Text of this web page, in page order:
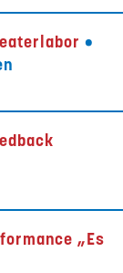
•
„Es